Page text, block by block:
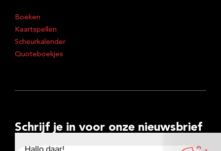
Boeken
Kaartspellen
Scheurkalender
Quoteboekjes
Schrijf je in voor onze nieuwsbrief